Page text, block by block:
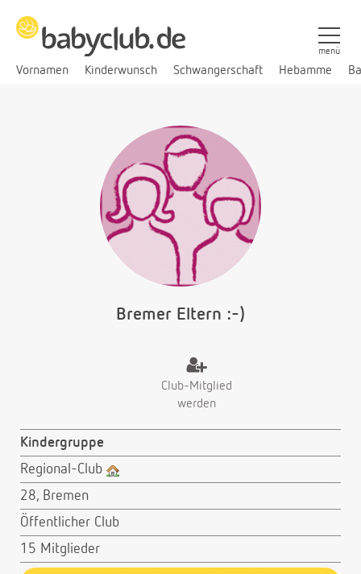
Vornamen Kinderwunsch Schwangerschaft Hebamme
menü
Bremer Eltern :-)
Club-Mitglied
werden
Kindergruppe
Regional-Club
28, Bremen
Öffentlicher Club
15 Mitglieder